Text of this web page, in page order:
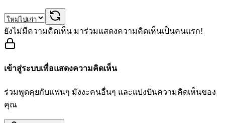
ยังไม่มีความคิดเห็น มาร่วมแสดงความคิดเห็นเป็นคนแรก!
เข้าสู่ระบบเพื่อแสดงความคิดเห็น
ร่วมพูดคุยกับแฟนๆ มังงะคนอื่นๆ และแบ่งปันความคิดเห็นของ
คุณ